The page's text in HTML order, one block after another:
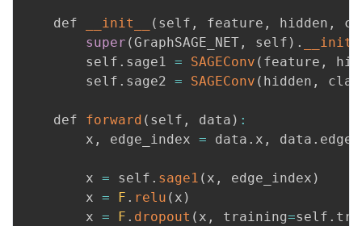
    def
__init__ ( self , feature , hidden ,
super (GraphSAGE_NET , self ) .
        self
. sage1 = SAGEConv ( feature ,
        self
. sage2 = SAGEConv ( hidden ,
    def
forward ( self , data ) :
        x
, edge_index = data . x , data .
        x
= self . sage1 ( x , edge_index )
        x
= F . relu ( x )
        x
= F . dropout ( x , training=self .